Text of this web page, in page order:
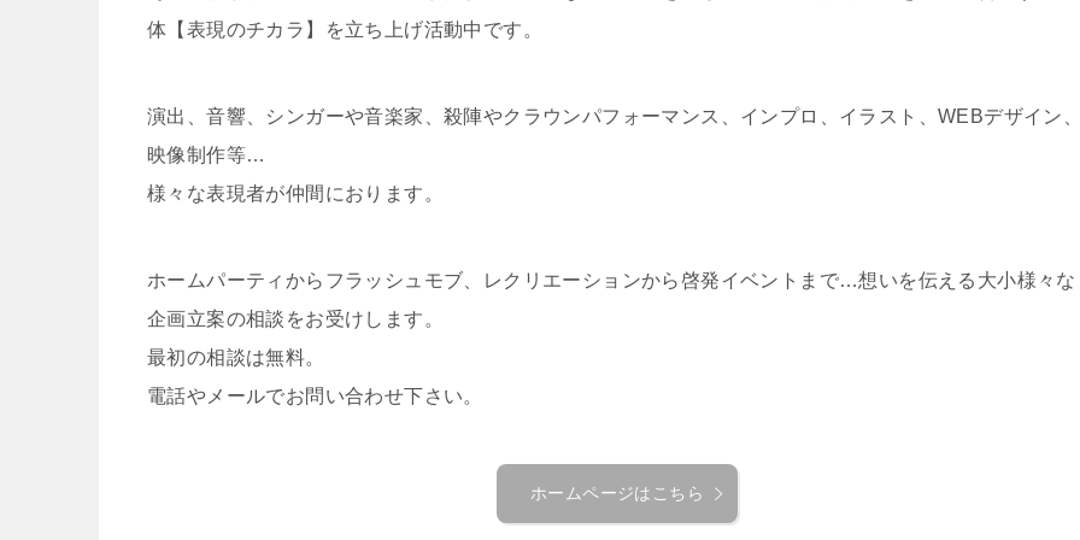
体【表現のチカラ】を立ち上げ活動中です。
演出、音響、シンガーや音楽家、殺陣やクラウンパフォーマンス、インプロ、イラスト、WEBデザイン
映像制作等…
様々な表現者が仲間におります。
ホームパーティからフラッシュモブ、レクリエーションから啓発イベントまで…想いを伝える大小様々な
企画立案の相談をお受けします。
最初の相談は無料。
電話やメールでお問い合わせ下さい。
ホームページはこちら